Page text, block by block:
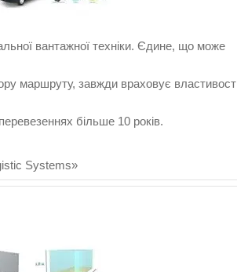
вантажної техніки. Єдине, що може
маршруту, завжди враховує
більше 10 років.
Systems»